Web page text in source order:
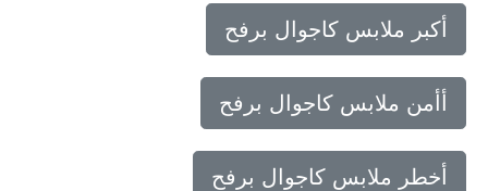
أكبر ملابس كاجوال برفح
أأمن ملابس كاجوال برفح
أخطر ملابس كاجوال برفح